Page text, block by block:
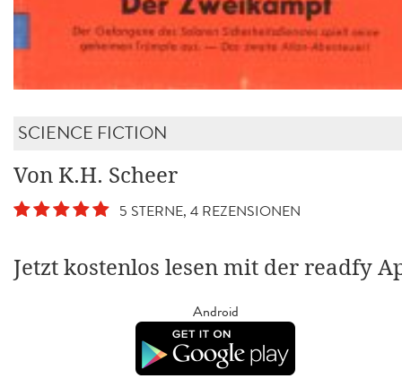
SCIENCE FICTION
Von K.H. Scheer
5 STERNE, 4 REZENSIONEN
Jetzt kostenlos lesen mit der readfy
Android